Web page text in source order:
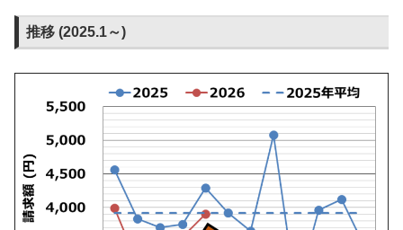
推移 (2025.1～)